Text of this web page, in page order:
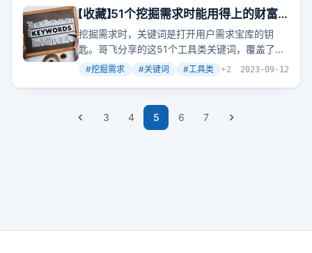
元。
【收藏】51个挖掘需求时能用得上的财富
密码关键词哥飞免费赠送给大家
挖掘需求时，关键词是打开用户需求宝库的钥
匙。哥飞分享的这51个工具类关键词，覆盖了翻
译、生成、转换等多个领域，每个词背后都隐藏
#挖掘需求 #关键词 #工具类 +2 2023-09-12
3 4 5 6 7